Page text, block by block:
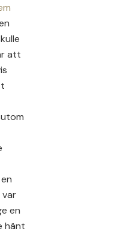
att
var
en
hänt